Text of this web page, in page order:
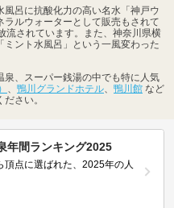
風呂に抗酸化力の高い名水「神戸ウ
ルウォーターとして販売もされて
流されています。また、神奈川県横
ミント水風呂」という一風変わった
、スーパー銭湯の中でも特に人気
鴨川グランドホテル 鴨川館 など
さい。
年間ランキング2025
頂点に選ばれた、2025年の人